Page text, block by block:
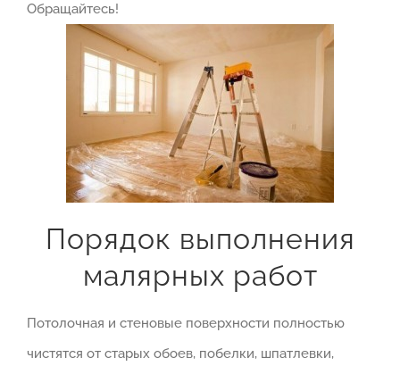
Обращайтесь!
Порядок выполнения
малярных работ
Потолочная и стеновые поверхности полностью
чистятся от старых обоев, побелки, шпатлевки,